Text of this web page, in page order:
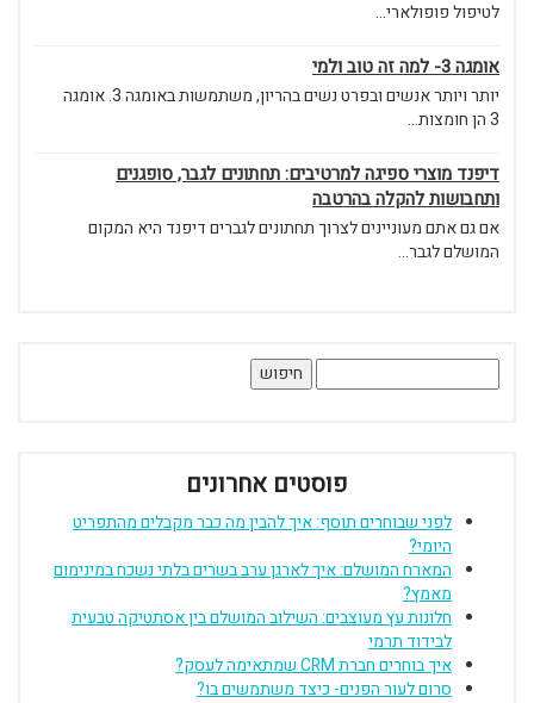
לטיפול פופולארי...
אומגה 3- למה זה טוב ולמי
יותר ויותר אנשים ובפרט נשים בהריון, משתמשות באומגה 3. אומגה
3 הן חומצות...
דיפנד מוצרי ספיגה למרטיבים: תחתונים לגבר, סופגנים
ותחבושות להקלה בהרטבה
אם גם אתם מעוניינים לצרוך תחתונים לגברים דיפנד היא המקום
המושלם לגבר...
פוסטים אחרונים
לפני שבוחרים תוסף: איך להבין מה כבר מקבלים מהתפריט
היומי?
המארח המושלם: איך לארגן ערב בשרים בלתי נשכח במינימום
מאמץ?
חלונות עץ מעוצבים: השילוב המושלם בין אסתטיקה טבעית
לבידוד תרמי
איך בוחרים חברת CRM שמתאימה לעסק?
סרום לעור הפנים- כיצד משתמשים בו?